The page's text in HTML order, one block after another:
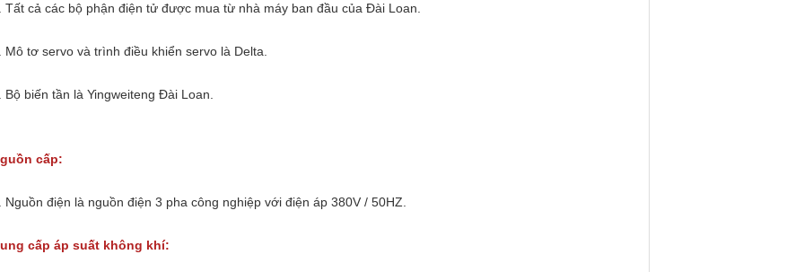
Tất cả các bộ phận điện tử được mua từ nhà máy ban đầu của Đài Loan.
Mô tơ servo và trình điều khiển servo là Delta.
Bộ biến tần là Yingweiteng Đài Loan.
cấp:
Nguồn điện là nguồn điện 3 pha công nghiệp với điện áp 380V / 50HZ.
cấp áp suất không khí: